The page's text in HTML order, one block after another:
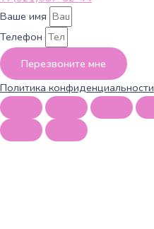
Ваше имя
Телефон
Перезвоните мне
Политика конфиденциальности